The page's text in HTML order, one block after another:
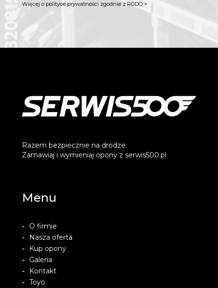
Więcej o polityce prywatności zgodnie z RODO >
Razem bezpiecznie na drodze.
Zamawiaj i wymieniaj opony z serwis500.pl
Menu
-
O firmie
-
Nasza oferta
-
Kup opony
-
Galeria
-
Kontakt
- Toyo